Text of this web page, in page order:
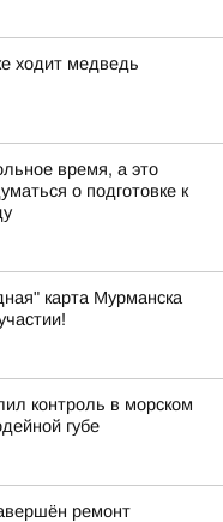
ходит медведь
время, а это
о подготовке к
карта Мурманска
контроль в морском
губе
ремонт